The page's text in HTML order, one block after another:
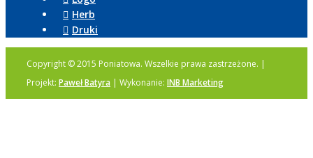
Herb
Druki
Copyright © 2015 Poniatowa. Wszelkie prawa zastrzeżone. |
Projekt: Paweł Batyra | Wykonanie: INB Marketing